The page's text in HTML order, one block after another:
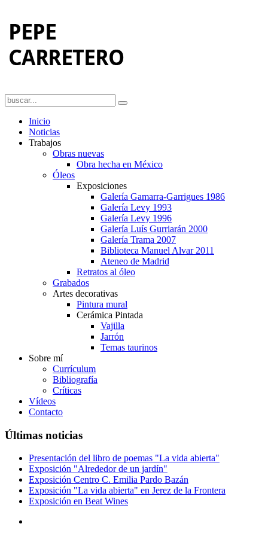
Inicio
Noticias
Trabajos
Obras nuevas
Obra hecha en México
Óleos
Exposiciones
Galería Gamarra-Garrigues 1986
Galería Levy 1993
Galería Levy 1996
Galería Luís Gurriarán 2000
Galería Trama 2007
Biblioteca Manuel Alvar 2011
Ateneo de Madrid
Retratos al óleo
Grabados
Artes decorativas
Pintura mural
Cerámica Pintada
Vajilla
Jarrón
Temas taurinos
Sobre mí
Currículum
Bibliografía
Críticas
Vídeos
Contacto
Últimas noticias
Presentación del libro de poemas "La vida abierta"
Exposición "Alrededor de un jardín"
Exposición Centro C. Emilia Pardo Bazán
Exposición "La vida abierta" en Jerez de la Frontera
Exposición en Beat Wines